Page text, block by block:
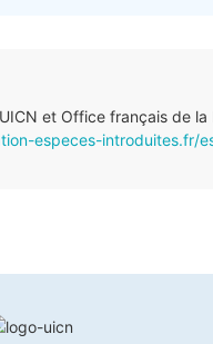
et Office français de
especes-introduites.fr/